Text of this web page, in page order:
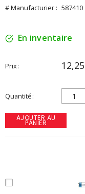
# Manufacturier : 587410
En inventaire
Prix
Quantité
AJOUTER AU
PANIER